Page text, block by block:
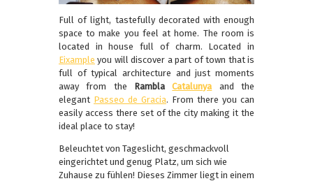
Full of light, tastefully decorated with enough
space to make you feel at home. The room is
located in house full of charm. Located in
Eixample you will discover a part of town that is
full of typical architecture and just moments
away from the RamblaCatalunya and the
elegant Passeo de Gracia. From there you can
easily access there set of the city making it the
ideal place to stay!
Beleuchtet von Tageslicht, geschmackvoll
eingerichtet und genug Platz, um sich wie
Zuhause zu fühlen! Dieses Zimmer liegt in einem